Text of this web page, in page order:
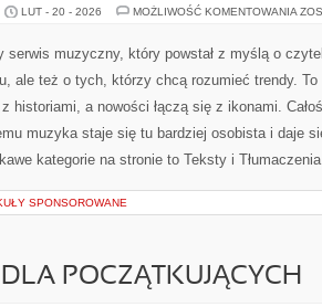
LUT - 20 - 2026 MOŻLIWOŚĆ KOMENTOWANIA
MITY
serwis muzyczny, który powstał z myślą o
ale też o tych, którzy chcą rozumieć trendy.
historiami, a nowości łączą się z ikonami.
muzyka staje się tu bardziej osobista i daje
kategorie na stronie to Teksty i
SPONSOROWANE
POCZĄTKUJĄCYCH